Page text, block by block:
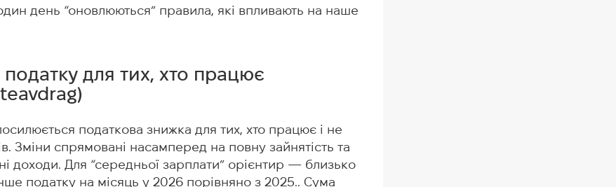
день “оновлюються” правила, які впливають на наше
для тих, хто працює
податкова знижка для тих, хто працює і не
Зміни спрямовані насамперед на повну зайнятість та
доходи. Для “середньої зарплати” орієнтир — близько
податку на місяць у 2026 порівняно з 2025.. Сума